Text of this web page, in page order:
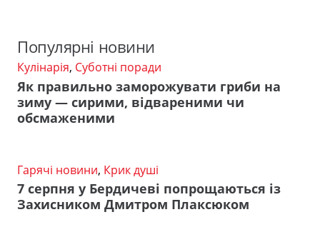
Популярні новини
Кулінарія, Суботні поради
Як правильно заморожувати гриби на
зиму — сирими, відвареними чи
обсмаженими
Гарячі новини, Крик душі
7 серпня у Бердичеві попрощаються із
Захисником Дмитром Плаксюком